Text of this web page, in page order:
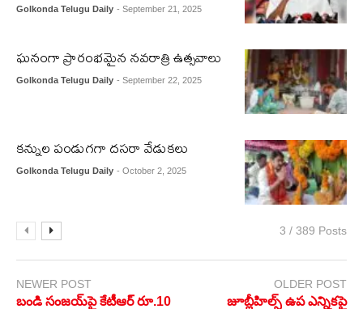
Golkonda Telugu Daily - September 21, 2025
ఘనంగా ప్రారంభమైన నవరాత్రి ఉత్సవాలు
Golkonda Telugu Daily - September 22, 2025
కన్నుల పండుగగా దసరా వేడుకలు
Golkonda Telugu Daily - October 2, 2025
3 / 389 Posts
NEWER POST
బండి సంజయ్‌పై కేటీఆర్ రూ.10
OLDER POST
జూబ్లీహిల్స్ ఉప ఎన్నికపై